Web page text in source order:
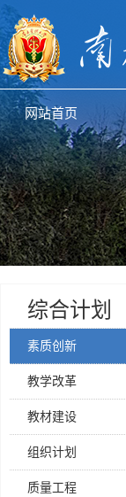
网站首页
综合计划
素质创新
教学改革
教材建设
组织计划
质量工程